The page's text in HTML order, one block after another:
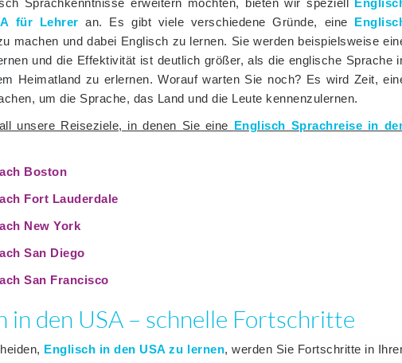
Sprachkenntnisse erweitern möchten, bieten wir speziell
für Lehrer an. Es gibt viele verschiedene Gründe, eine
machen und dabei Englisch zu lernen. Sie werden beispielsweise
und die Effektivität ist deutlich größer, als die englische Sprache
Heimatland zu erlernen. Worauf warten Sie noch? Es wird Zeit,
um die Sprache, das Land und die Leute kennenzulernen.
unsere Reiseziele, in denen Sie eine Englisch Sprachreise in
Boston
Fort Lauderdale
New York
San Diego
San Francisco
in den USA – schnelle Fortschritte
Englisch in den USA zu lernen, werden Sie Fortschritte in